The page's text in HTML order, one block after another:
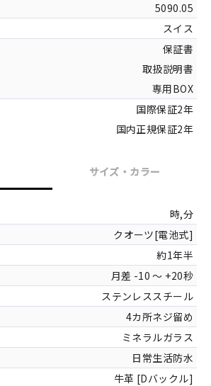
5090.05
スイス
保証書
取扱説明書
専用BOX
国際保証2年
国内正規保証2年
時,分
クオーツ[電池式]
約1年半
月差 -10 ～ +20秒
ステンレススチール
4カ所ネジ留め
ミネラルガラス
日常生活防水
牛革 [Dバックル]
サイズ・カラー
カラー
シルバー[ステ